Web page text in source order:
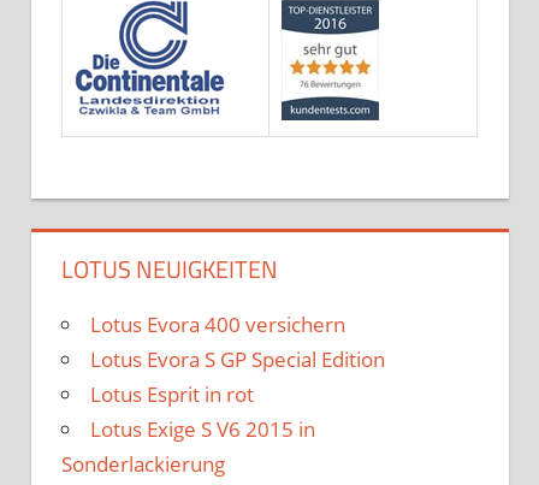
LOTUS NEUIGKEITEN
Lotus Evora 400 versichern
Lotus Evora S GP Special Edition
Lotus Esprit in rot
Lotus Exige S V6 2015 in
Sonderlackierung